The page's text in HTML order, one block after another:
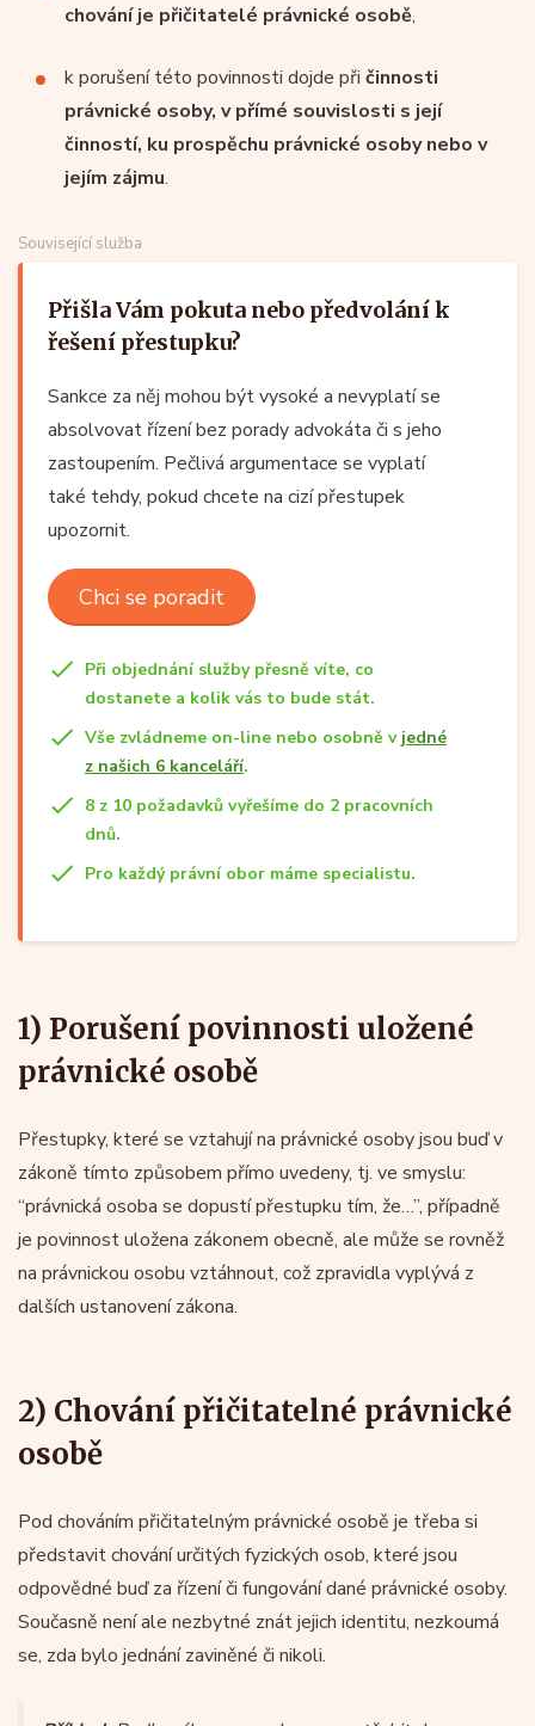
chování je přičitatelé právnické osobě,
k porušení této povinnosti dojde při činnosti
právnické osoby, v přímé souvislosti s její
činností, ku prospěchu právnické osoby nebo v
jejím zájmu.
Související služba
Přišla Vám pokuta nebo předvolání k
řešení přestupku?
Sankce za něj mohou být vysoké a nevyplatí se
absolvovat řízení bez porady advokáta či s jeho
zastoupením. Pečlivá argumentace se vyplatí
také tehdy, pokud chcete na cizí přestupek
upozornit.
Chci se poradit
Při objednání služby přesně víte, co
dostanete a kolik vás to bude stát.
Vše zvládneme on-line nebo osobně v jedné
z našich 6 kanceláří.
8 z 10 požadavků vyřešíme do 2 pracovních
dnů.
Pro každý právní obor máme specialistu.
1) Porušení povinnosti uložené
právnické osobě
Přestupky, které se vztahují na právnické osoby jsou buď v
zákoně tímto způsobem přímo uvedeny, tj. ve smyslu:
“právnická osoba se dopustí přestupku tím, že…”, případně
je povinnost uložena zákonem obecně, ale může se rovněž
na právnickou osobu vztáhnout, což zpravidla vyplývá z
dalších ustanovení zákona.
2) Chování přičitatelné právnické
osobě
Pod chováním přičitatelným právnické osobě je třeba si
představit chování určitých fyzických osob, které jsou
odpovědné buď za řízení či fungování dané právnické osoby.
Současně není ale nezbytné znát jejich identitu, nezkoumá
se, zda bylo jednání zaviněné či nikoli.